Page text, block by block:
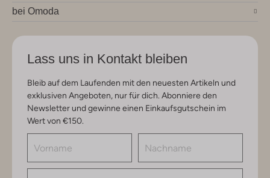
bei Omoda
Lass uns in Kontakt bleiben
Bleib auf dem Laufenden mit den neuesten Artikeln und
exklusiven Angeboten, nur für dich. Abonniere den
Newsletter und gewinne einen Einkaufsgutschein im
Wert von €150.